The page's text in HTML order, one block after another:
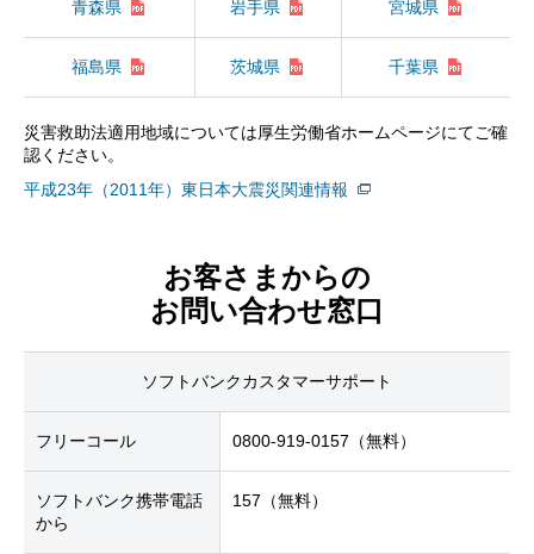
青森県 岩手県 宮城県
福島県 茨城県 千葉県
災害救助法適用地域については厚生労働省ホームページにてご確
認ください。
平成23年（2011年）東日本大震災関連情報
お客さまからの
お問い合わせ窓口
ソフトバンクカスタマーサポート
フリーコール 0800-919-0157（無料）
ソフトバンク携帯電話
から
157（無料）